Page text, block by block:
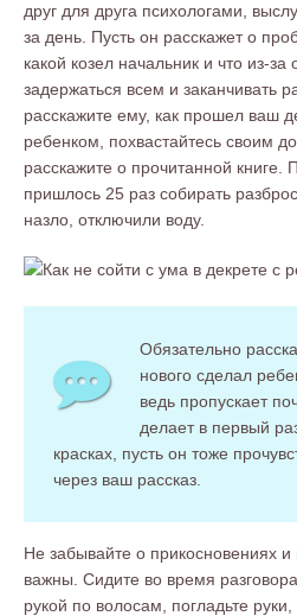
друг для друга психологами,
за день. Пусть он расскажет о
какой козел начальник и что из-
задержаться всем и заканчивать
расскажите ему, как прошел ваш
ребенком, похвастайтесь своим
расскажите о прочитанной книге.
пришлось 25 раз собирать
назло, отключили воду.
Обязательно
нового сделал
ведь пропускает
делает в первый
красках, пусть он тоже
через ваш рассказ.
Не забывайте о прикосновениях
важны. Сидите во время
рукой по волосам, погладьте